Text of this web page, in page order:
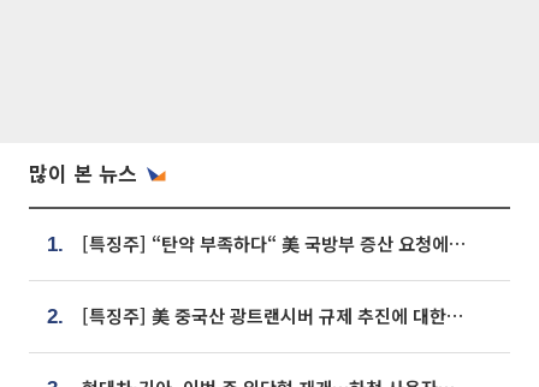
많이 본 뉴스
1. [특징주] “탄약 부족하다“ 美 국방부 증산 요청에⋯국내 방산주 급등세
2. [특징주] 美 중국산 광트랜시버 규제 추진에 대한광통신 등 광통신株 강세